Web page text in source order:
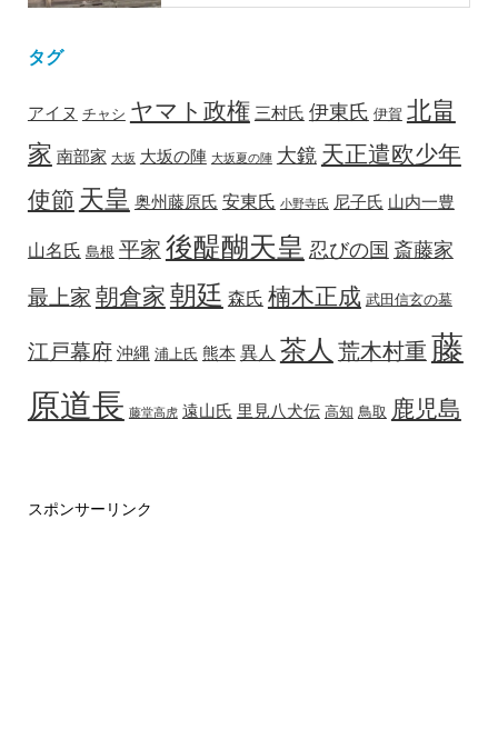
タグ
アイヌ チャシ ヤマト政権 三村氏 伊東氏 伊賀 北畠
家 南部家 大坂 大坂の陣 大坂夏の陣 大鏡 天正遣欧少年
使節 天皇 奥州藤原氏 安東氏 小野寺氏 尼子氏 山内一豊
山名氏 島根 平家 後醍醐天皇 忍びの国 斎藤家
最上家 朝倉家 朝廷 森氏 楠木正成 武田信玄の墓
江戸幕府 沖縄 浦上氏 熊本 異人 茶人 荒木村重 藤
原道長 藤堂高虎 遠山氏 里見八犬伝 高知 鳥取 鹿児島
スポンサーリンク